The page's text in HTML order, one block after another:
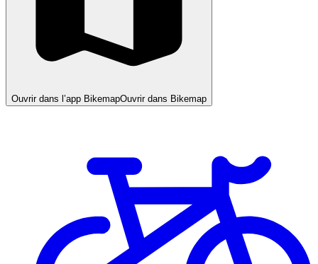
Ouvrir dans l’app BikemapOuvrir dans Bikemap